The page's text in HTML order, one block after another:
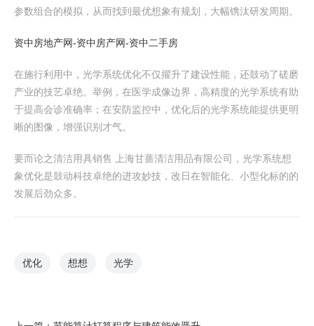
参数组合的模拟，从而找到最优想象有规划，大幅镌汰研发周期。
资中房地产网-资中房产网-资中二手房
在施行利用中，光学系统优化不仅擢升了建设性能，还鼓动了磋磨
产业的技艺卓绝。举例，在医学成像边界，高精度的光学系统有助
于提高会诊准确率；在安防监控中，优化后的光学系统能提供更明
晰的图像，增强识别才气。
要而论之清洁用具销售 上海甘蔷清洁用品有限公司，光学系统想
象优化是鼓动科技卓绝的进攻妙技，改日在智能化、小型化标的的
发展后劲众多。
优化 想想 光学